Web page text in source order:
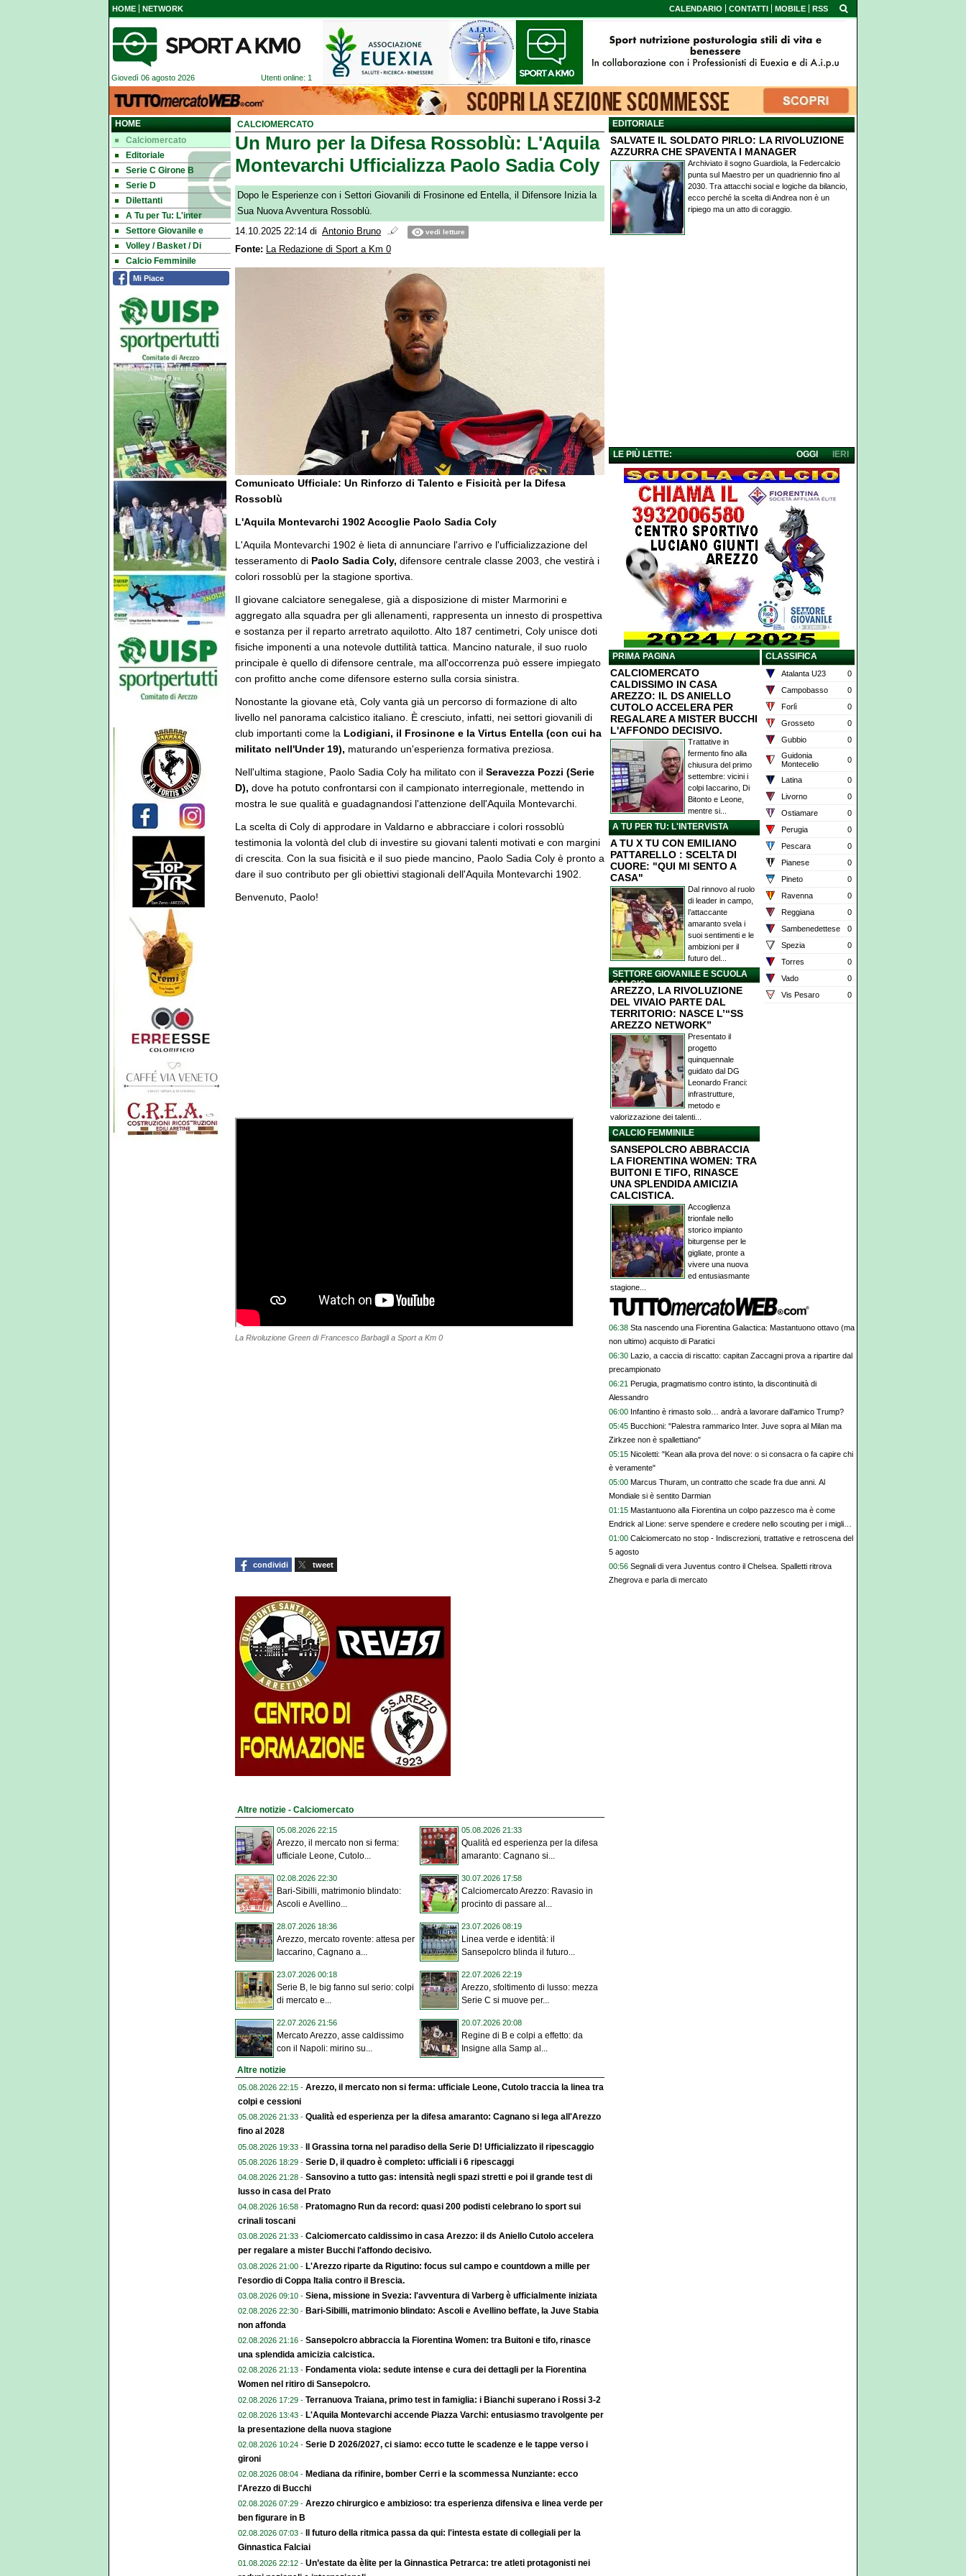
HOME NETWORK CALENDARIO CONTATTI MOBILE RSS
Giovedì 06 agosto 2026 Utenti online: 1
HOME
Calciomercato
Editoriale
Serie C Girone B
Serie D
Dilettanti
A Tu per Tu: L'inter
Settore Giovanile e
Volley / Basket / Di
Calcio Femminile
Mi Piace
CALCIOMERCATO
Un Muro per la Difesa Rossoblù: L'Aquila
Montevarchi Ufficializza Paolo Sadia Coly
Dopo le Esperienze con i Settori Giovanili di Frosinone ed Entella, il Difensore Inizia la
Sua Nuova Avventura Rossoblù.
14.10.2025 22:14 di Antonio Bruno vedi letture
Fonte: La Redazione di Sport a Km 0
Comunicato Ufficiale: Un Rinforzo di Talento e Fisicità per la Difesa
Rossoblù
L'Aquila Montevarchi 1902 Accoglie Paolo Sadia Coly
L'Aquila Montevarchi 1902 è lieta di annunciare l'arrivo e l'ufficializzazione del
tesseramento di Paolo Sadia Coly, difensore centrale classe 2003, che vestirà i
colori rossoblù per la stagione sportiva.
Il giovane calciatore senegalese, già a disposizione di mister Marmorini e
aggregato alla squadra per gli allenamenti, rappresenta un innesto di prospettiva
e sostanza per il reparto arretrato aquilotto. Alto 187 centimetri, Coly unisce doti
fisiche imponenti a una notevole duttilità tattica. Mancino naturale, il suo ruolo
principale è quello di difensore centrale, ma all'occorrenza può essere impiegato
con profitto anche come difensore esterno sulla corsia sinistra.
Nonostante la giovane età, Coly vanta già un percorso di formazione di alto
livello nel panorama calcistico italiano. È cresciuto, infatti, nei settori giovanili di
club importanti come la Lodigiani, il Frosinone e la Virtus Entella (con cui ha
militato nell'Under 19), maturando un'esperienza formativa preziosa.
Nell'ultima stagione, Paolo Sadia Coly ha militato con il Seravezza Pozzi (Serie
D), dove ha potuto confrontarsi con il campionato interregionale, mettendo in
mostra le sue qualità e guadagnandosi l'attenzione dell'Aquila Montevarchi.
La scelta di Coly di approdare in Valdarno e abbracciare i colori rossoblù
testimonia la volontà del club di investire su giovani talenti motivati e con margini
di crescita. Con la sua fisicità e il suo piede mancino, Paolo Sadia Coly è pronto a
dare il suo contributo per gli obiettivi stagionali dell'Aquila Montevarchi 1902.
Benvenuto, Paolo!
La Rivoluzione Green di Francesco Barbagli a Sport a Km 0
condividi tweet
Altre notizie - Calciomercato
05.08.2026 22:15
Arezzo, il mercato non si ferma:
ufficiale Leone, Cutolo...
05.08.2026 21:33
Qualità ed esperienza per la difesa
amaranto: Cagnano si...
02.08.2026 22:30
Bari-Sibilli, matrimonio blindato:
Ascoli e Avellino...
30.07.2026 17:58
Calciomercato Arezzo: Ravasio in
procinto di passare al...
28.07.2026 18:36
Arezzo, mercato rovente: attesa per
Iaccarino, Cagnano a...
23.07.2026 08:19
Linea verde e identità: il
Sansepolcro blinda il futuro...
23.07.2026 00:18
Serie B, le big fanno sul serio: colpi
di mercato e...
22.07.2026 22:19
Arezzo, sfoltimento di lusso: mezza
Serie C si muove per...
22.07.2026 21:56
Mercato Arezzo, asse caldissimo
con il Napoli: mirino su...
20.07.2026 20:08
Regine di B e colpi a effetto: da
Insigne alla Samp al...
Altre notizie
05.08.2026 22:15 - Arezzo, il mercato non si ferma: ufficiale Leone, Cutolo traccia la linea tra
colpi e cessioni
05.08.2026 21:33 - Qualità ed esperienza per la difesa amaranto: Cagnano si lega all'Arezzo
fino al 2028
05.08.2026 19:33 - Il Grassina torna nel paradiso della Serie D! Ufficializzato il ripescaggio
05.08.2026 18:29 - Serie D, il quadro è completo: ufficiali i 6 ripescaggi
04.08.2026 21:28 - Sansovino a tutto gas: intensità negli spazi stretti e poi il grande test di
lusso in casa del Prato
04.08.2026 16:58 - Pratomagno Run da record: quasi 200 podisti celebrano lo sport sui
crinali toscani
03.08.2026 21:33 - Calciomercato caldissimo in casa Arezzo: il ds Aniello Cutolo accelera
per regalare a mister Bucchi l'affondo decisivo.
03.08.2026 21:00 - L'Arezzo riparte da Rigutino: focus sul campo e countdown a mille per
l'esordio di Coppa Italia contro il Brescia.
03.08.2026 09:10 - Siena, missione in Svezia: l'avventura di Varberg è ufficialmente iniziata
02.08.2026 22:30 - Bari-Sibilli, matrimonio blindato: Ascoli e Avellino beffate, la Juve Stabia
non affonda
02.08.2026 21:16 - Sansepolcro abbraccia la Fiorentina Women: tra Buitoni e tifo, rinasce
una splendida amicizia calcistica.
02.08.2026 21:13 - Fondamenta viola: sedute intense e cura dei dettagli per la Fiorentina
Women nel ritiro di Sansepolcro.
02.08.2026 17:29 - Terranuova Traiana, primo test in famiglia: i Bianchi superano i Rossi 3-2
02.08.2026 13:43 - L'Aquila Montevarchi accende Piazza Varchi: entusiasmo travolgente per
la presentazione della nuova stagione
02.08.2026 10:24 - Serie D 2026/2027, ci siamo: ecco tutte le scadenze e le tappe verso i
gironi
02.08.2026 08:04 - Mediana da rifinire, bomber Cerri e la scommessa Nunziante: ecco
l'Arezzo di Bucchi
02.08.2026 07:29 - Arezzo chirurgico e ambizioso: tra esperienza difensiva e linea verde per
ben figurare in B
02.08.2026 07:03 -
Il futuro della ritmica passa da qui: l'intesta estate di collegiali per la
Ginnastica Falciai
01.08.2026 22:12 - Un’estate da èlite per la Ginnastica Petrarca: tre atleti protagonisti nei
EDITORIALE
SALVATE IL SOLDATO PIRLO: LA RIVOLUZIONE
AZZURRA CHE SPAVENTA I MANAGER
Archiviato il sogno Guardiola, la Federcalcio
punta sul Maestro per un quadriennio fino al
2030. Tra attacchi social e logiche da bilancio,
ecco perché la scelta di Andrea non è un
ripiego ma un atto di coraggio.
LE PIÙ LETTE: IERI
OGGI
PRIMA PAGINA
CALCIOMERCATO
CALDISSIMO IN CASA
AREZZO: IL DS ANIELLO
CUTOLO ACCELERA PER
REGALARE A MISTER BUCCHI
L'AFFONDO DECISIVO.
Trattative in
fermento fino alla
chiusura del primo
settembre: vicini i
colpi Iaccarino, Di
Bitonto e Leone,
mentre si...
A TU PER TU: L'INTERVISTA
A TU X TU CON EMILIANO
PATTARELLO : SCELTA DI
CUORE: "QUI MI SENTO A
CASA"
Dal rinnovo al ruolo
di leader in campo,
l’attaccante
amaranto svela i
suoi sentimenti e le
ambizioni per il
futuro del...
SETTORE GIOVANILE E SCUOLA
CALCIO
AREZZO, LA RIVOLUZIONE
DEL VIVAIO PARTE DAL
TERRITORIO: NASCE L’“SS
AREZZO NETWORK”
Presentato il
progetto
quinquennale
guidato dal DG
Leonardo Franci:
infrastrutture,
metodo e
valorizzazione dei talenti...
CALCIO FEMMINILE
SANSEPOLCRO ABBRACCIA
LA FIORENTINA WOMEN: TRA
BUITONI E TIFO, RINASCE
UNA SPLENDIDA AMICIZIA
CALCISTICA.
Accoglienza
trionfale nello
storico impianto
biturgense per le
gigliate, pronte a
vivere una nuova
ed entusiasmante
stagione...
CLASSIFICA
Atalanta U23
0
Campobasso
0
Forlì
0
Grosseto
0
Gubbio
0
Guidonia
Montecelio
0
Latina
0
Livorno
0
Ostiamare
0
Perugia
0
Pescara
0
Pianese
0
Pineto
0
Ravenna
0
Reggiana
0
Sambenedettese
0
Spezia
0
Torres
0
Vado
0
Vis Pesaro
0
06:38 Sta nascendo una Fiorentina Galactica: Mastantuono ottavo (ma
non ultimo) acquisto di Paratici
06:30 Lazio, a caccia di riscatto: capitan Zaccagni prova a ripartire dal
precampionato
06:21 Perugia, pragmatismo contro istinto, la discontinuità di
Alessandro
06:00 Infantino è rimasto solo… andrà a lavorare dall’amico Trump?
05:45 Bucchioni: "Palestra rammarico Inter. Juve sopra al Milan ma
Zirkzee non è spallettiano"
05:15 Nicoletti: "Kean alla prova del nove: o si consacra o fa capire chi
è veramente"
05:00 Marcus Thuram, un contratto che scade fra due anni. Al
Mondiale si è sentito Darmian
01:15 Mastantuono alla Fiorentina un colpo pazzesco ma è come
Endrick al Lione: serve spendere e credere nello scouting per i migliori
talenti. Giovani italiani: attenzione perché qualcosa sta cambiando
davvero
01:00 Calciomercato no stop - Indiscrezioni, trattative e retroscena del
5 agosto
00:56 Segnali di vera Juventus contro il Chelsea. Spalletti ritrova
Zhegrova e parla di mercato